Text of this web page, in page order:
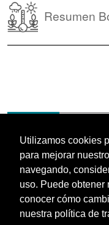
Utilizamos cookies
para mejorar
navegando,
uso. Puede obtener
conocer cómo
nuestra política de
Resumen
Personales|